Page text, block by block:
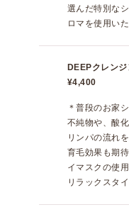
選んだ特別な
ロマを使用いた
DEEPクレン
¥4,400
＊普段のお家
不純物や、酸
リンパの流れ
育毛効果も期
イマスクの使
リラックスタ